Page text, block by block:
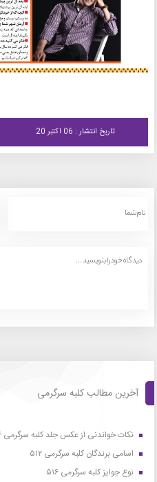
تاریخ انتشار : 06 اکتبر 20
آخرین مطالب کلبه سرگرمی
نکات خواندنی از عکس جلد کلبه سرگرمی ۵۱۶
اسامی برندگان کلبه سرگرمی ۵۱۲
نوع جوایز کلبه سرگرمی ۵۱۶